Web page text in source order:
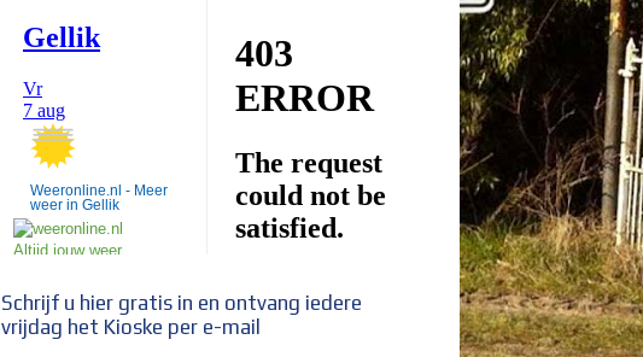
Weeronline.nl - Meer
weer in Gellik
Schrijf u hier gratis in en ontvang iedere
vrijdag het Kioske per e-mail